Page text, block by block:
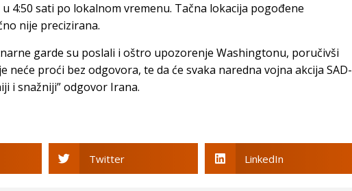
4:50 sati po lokalnom vremenu. Tačna lokacija pogođene
nije precizirana.
garde su poslali i oštro upozorenje Washingtonu, poručivši
neće proći bez odgovora, te da će svaka naredna vojna akcija SAD-
i snažniji” odgovor Irana.
Twitter LinkedIn